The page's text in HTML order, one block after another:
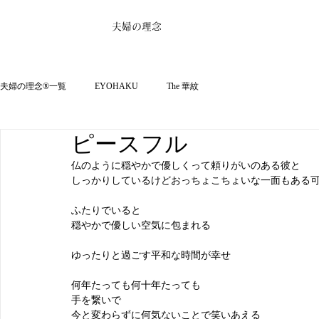
夫婦の理念
夫婦の理念®一覧 EYOHAKU The 華紋
ピースフル
仏のように穏やかで優しくって頼りがいのある彼と
しっかりしているけどおっちょこちょいな一面もある
ふたりでいると
穏やかで優しい空気に包まれる
ゆったりと過ごす平和な時間が幸せ
何年たっても何十年たっても
手を繋いで
今と変わらずに何気ないことで笑いあえる